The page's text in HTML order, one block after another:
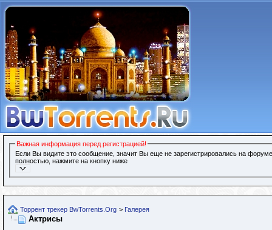
Важная информация перед регистрацией!
Если Вы видите это сообщение, значит Вы еще не зарегистрировались на
полностью, нажмите на кнопку ниже
Торрент трекер BwTorrents.Org > Галерея
Актрисы